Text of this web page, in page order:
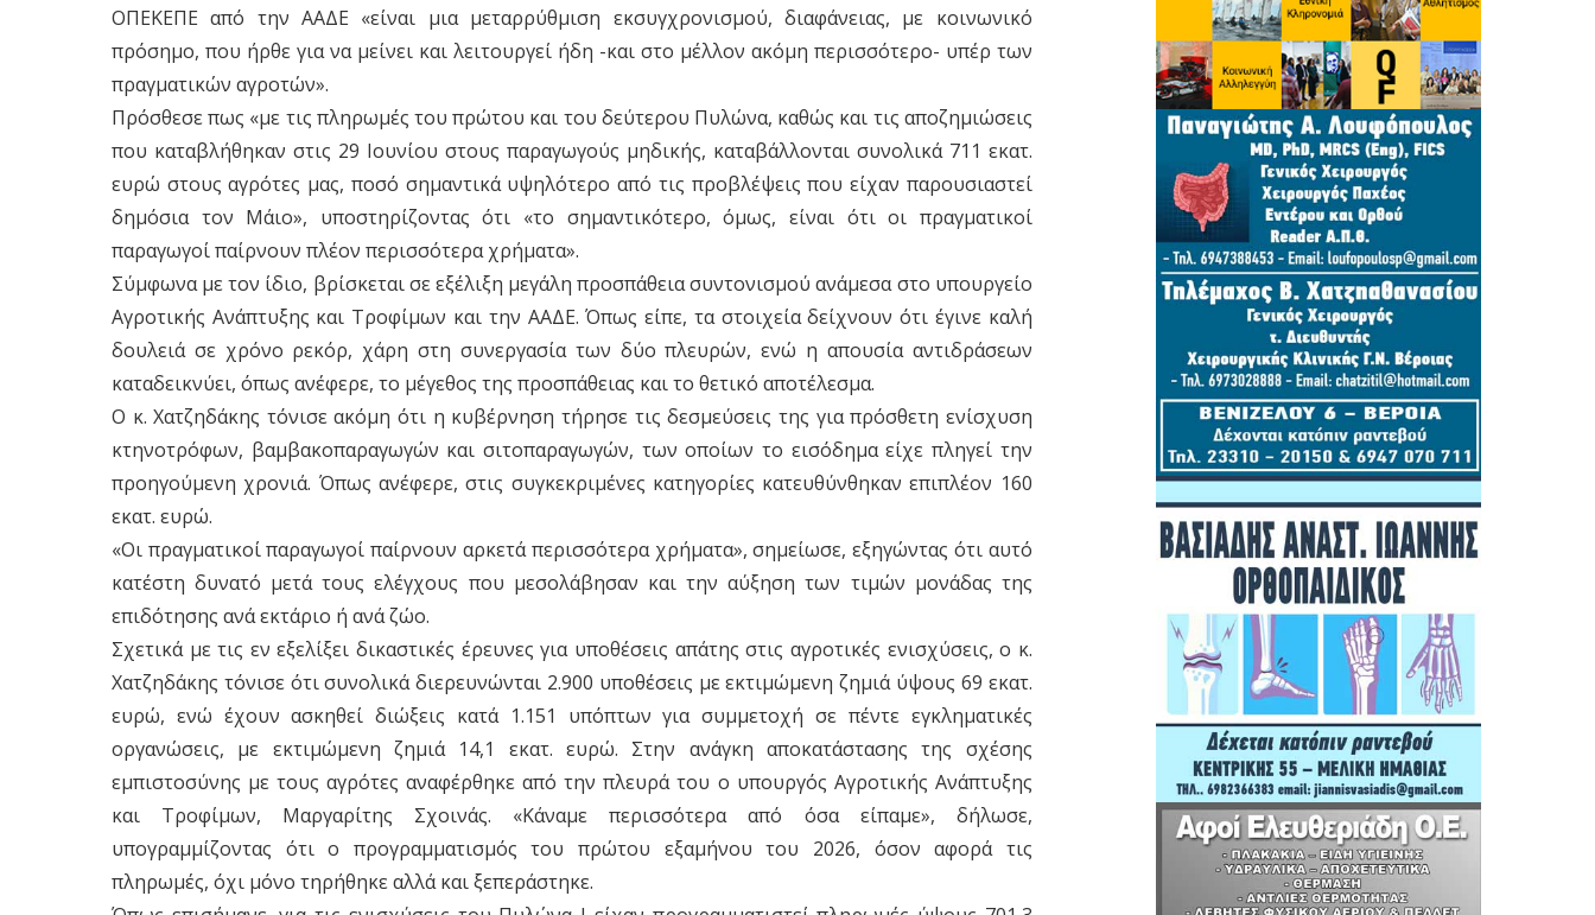
ΟΠΕΚΕΠΕ από την ΑΑΔΕ «είναι μια μεταρρύθμιση εκσυγχρονισμού, διαφάνειας, με κοινωνικό
πρόσημο, που ήρθε για να μείνει και λειτουργεί ήδη -και στο μέλλον ακόμη περισσότερο- υπέρ των
πραγματικών αγροτών».
Πρόσθεσε πως «με τις πληρωμές του πρώτου και του δεύτερου Πυλώνα, καθώς και τις αποζημιώσεις
που καταβλήθηκαν στις 29 Ιουνίου στους παραγωγούς μηδικής, καταβάλλονται συνολικά 711 εκατ.
ευρώ στους αγρότες μας, ποσό σημαντικά υψηλότερο από τις προβλέψεις που είχαν παρουσιαστεί
δημόσια τον Μάιο», υποστηρίζοντας ότι «το σημαντικότερο, όμως, είναι ότι οι πραγματικοί
παραγωγοί παίρνουν πλέον περισσότερα χρήματα».
Σύμφωνα με τον ίδιο, βρίσκεται σε εξέλιξη μεγάλη προσπάθεια συντονισμού ανάμεσα στο υπουργείο
Αγροτικής Ανάπτυξης και Τροφίμων και την ΑΑΔΕ. Όπως είπε, τα στοιχεία δείχνουν ότι έγινε καλή
δουλειά σε χρόνο ρεκόρ, χάρη στη συνεργασία των δύο πλευρών, ενώ η απουσία αντιδράσεων
καταδεικνύει, όπως ανέφερε, το μέγεθος της προσπάθειας και το θετικό αποτέλεσμα.
Ο κ. Χατζηδάκης τόνισε ακόμη ότι η κυβέρνηση τήρησε τις δεσμεύσεις της για πρόσθετη ενίσχυση
κτηνοτρόφων, βαμβακοπαραγωγών και σιτοπαραγωγών, των οποίων το εισόδημα είχε πληγεί την
προηγούμενη χρονιά. Όπως ανέφερε, στις συγκεκριμένες κατηγορίες κατευθύνθηκαν επιπλέον 160
εκατ. ευρώ.
«Οι πραγματικοί παραγωγοί παίρνουν αρκετά περισσότερα χρήματα», σημείωσε, εξηγώντας ότι αυτό
κατέστη δυνατό μετά τους ελέγχους που μεσολάβησαν και την αύξηση των τιμών μονάδας της
επιδότησης ανά εκτάριο ή ανά ζώο.
Σχετικά με τις εν εξελίξει δικαστικές έρευνες για υποθέσεις απάτης στις αγροτικές ενισχύσεις, ο κ.
Χατζηδάκης τόνισε ότι συνολικά διερευνώνται 2.900 υποθέσεις με εκτιμώμενη ζημιά ύψους 69 εκατ.
ευρώ, ενώ έχουν ασκηθεί διώξεις κατά 1.151 υπόπτων για συμμετοχή σε πέντε εγκληματικές
οργανώσεις, με εκτιμώμενη ζημιά 14,1 εκατ. ευρώ. Στην ανάγκη αποκατάστασης της σχέσης
εμπιστοσύνης με τους αγρότες αναφέρθηκε από την πλευρά του ο υπουργός Αγροτικής Ανάπτυξης
και Τροφίμων, Μαργαρίτης Σχοινάς. «Κάναμε περισσότερα από όσα είπαμε», δήλωσε,
υπογραμμίζοντας ότι ο προγραμματισμός του πρώτου εξαμήνου του 2026, όσον αφορά τις
πληρωμές, όχι μόνο τηρήθηκε αλλά και ξεπεράστηκε.